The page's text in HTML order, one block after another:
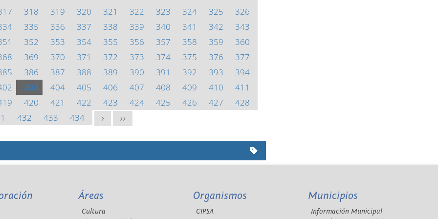
318 319 320 321 322 323 324 325
326
335 336 337 338 339 340 341 342
343
352 353 354 355 356 357 358 359
360
369 370 371 372 373 374 375 376
377
386 387 388 389 390 391 392 393
394
403 404 405 406 407 408 409 410
411
420 421 422 423 424 425 426 427
428
432 433 434 > >>
Áreas
Cultura
Organismos
CIPSA
Municipios
Información Municipal